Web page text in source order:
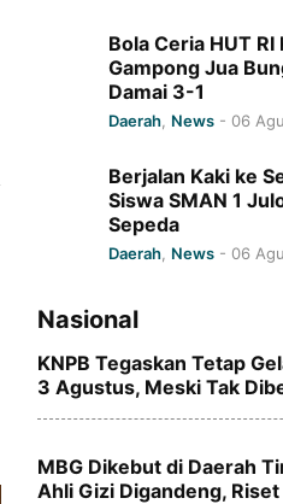
Bola Ceria HUT RI
Gampong Jua
Damai 3-1
Daerah News -06
Berjalan Kaki ke
Siswa SMAN 1
Sepeda
Daerah, News- 06
Nasional
KNPB Tegaskan Tetap
3 Agustus, Meski Tak
MBG Dikebut di Daerah
Ahli Gizi Digandeng,